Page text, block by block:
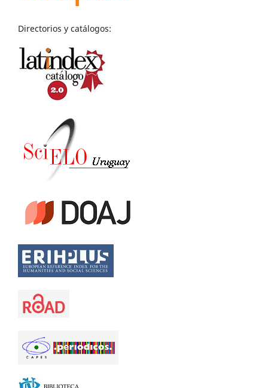
Directorios y catálogos: